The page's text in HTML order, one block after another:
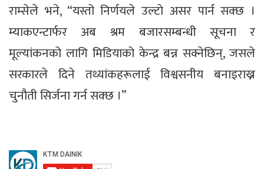
राम्सेले भने, “यस्तो निर्णयले उल्टो असर पार्न सक्छ ।
म्याकएन्टार्फर अब श्रम बजारसम्बन्धी सूचना र
मूल्यांकनको लागि मिडियाको केन्द्र बन्न सक्नेछिन्, जसले
सरकारले दिने तथ्यांकहरूलाई विश्वसनीय बनाइराख्न
चुनौती सिर्जना गर्न सक्छ ।”